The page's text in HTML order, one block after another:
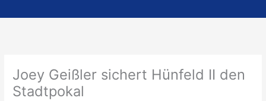
Joey Geißler sichert Hünfeld II den
Stadtpokal